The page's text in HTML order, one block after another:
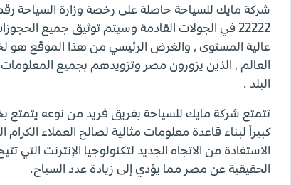
22222 في الجولات القادمة وسيتم توثيق جميع
عالية المستوى ، والغرض الرئيسي من هذا الموقع هو
العالم ، الذين يزورون مصر وتزويدهم بجميع
البلد .
تتمتع شركة مايك للسياحة بفريق فريد من نوعه يتمتع
كبيراً لبناء قاعدة معلومات مثالية لصالح العملاء
الاستفادة من الاتجاه الجديد لتكنولوجيا الإنترنت
الحقيقية عن مصر مما يؤدي إلى زيادة عدد السياح.